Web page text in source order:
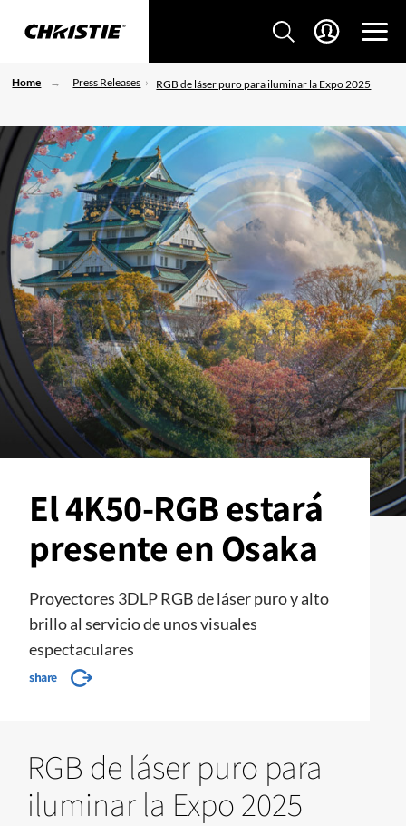
Home Press Releases RGB de láser puro para iluminar la Expo 2025
El 4K50-RGB estará
presente en Osaka
Proyectores 3DLP RGB de láser puro y alto
brillo al servicio de unos visuales
espectaculares
share
RGB de láser puro para
iluminar la Expo 2025